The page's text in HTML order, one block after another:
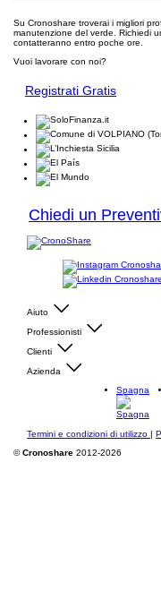
Su Cronoshare troverai i migliori
manutenzione del verde. Richiedi
contatteranno entro poche ore.
Vuoi lavorare con noi?
Registrati Gratis
Chiedi un
Aiuto
Professionisti
Clienti
Azienda
Spagna
Termini e condizioni di utilizzo |
©Cronoshare 2012-2026